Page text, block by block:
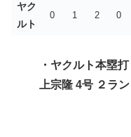
ヤク
ルト
0 1 2 0
・ヤクルト本塁
上宗隆 4号 ２ラン
濱田太貴 3